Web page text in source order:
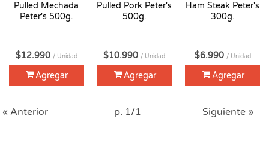
Pulled Mechada
Peter's 500g.
$12.990 / Unidad
Agregar
Pulled Pork Peter's
500g.
$10.990 / Unidad
Agregar
Ham Steak Peter's
300g.
$6.990 / Unidad
Agregar
« Anterior p. 1/1 Siguiente »